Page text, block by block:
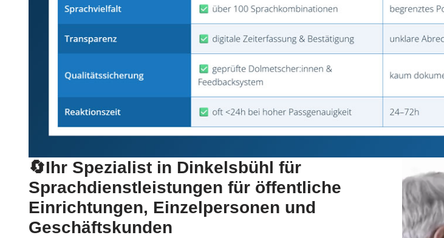
🔄Ihr Spezialist in Dinkelsbühl für
Sprachdienstleistungen für öffentliche
Einrichtungen, Einzelpersonen und
Geschäftskunden